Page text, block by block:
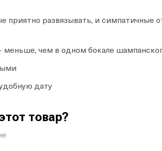
приятно развязывать, и
чем в одном бокале
дату
товар?